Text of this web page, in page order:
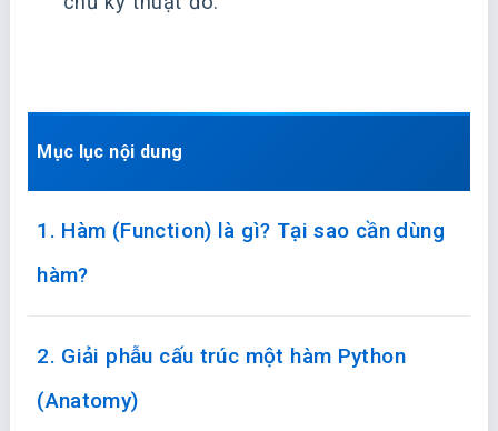
Mục lục nội dung
1. Hàm (Function) là gì? Tại sao cần dùng
hàm?
2. Giải phẫu cấu trúc một hàm Python
(Anatomy)